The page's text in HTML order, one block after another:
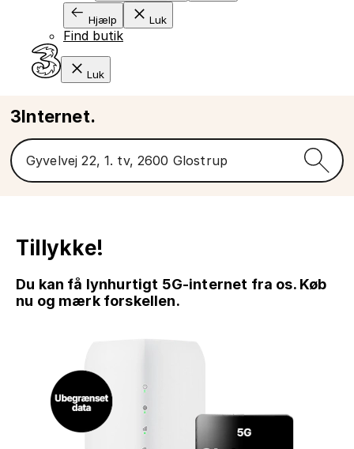
Hjælp Luk
Find butik
Luk
3Internet.
Tillykke!
Du kan få lynhurtigt 5G-internet fra os. Køb
nu og mærk forskellen.